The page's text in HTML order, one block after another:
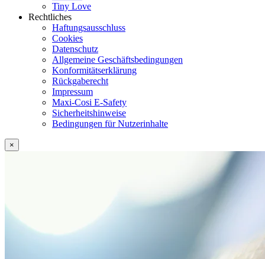
Tiny Love
Rechtliches
Haftungsausschluss
Cookies
Datenschutz
Allgemeine Geschäftsbedingungen
Konformitätserklärung
Rückgaberecht
Impressum
Maxi-Cosi E-Safety
Sicherheitshinweise
Bedingungen für Nutzerinhalte
×